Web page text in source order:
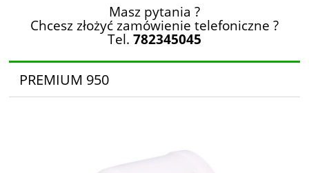
Masz pytania ?
Chcesz złożyć zamówienie telefoniczne ?
Tel. 782345045
PREMIUM 950